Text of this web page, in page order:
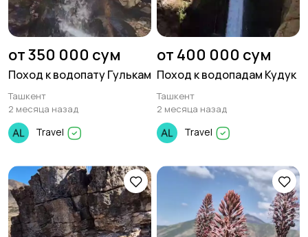
от 350 000 сум
Поход к водопату Гулькам
Ташкент
2 месяца назад
Travel
от 400 000 сум
Поход к водопадам Кудук
Ташкент
2 месяца назад
Travel